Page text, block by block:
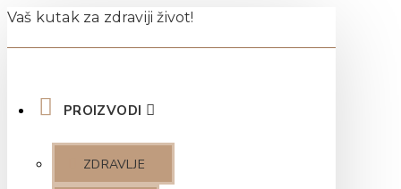
Vaš kutak za zdraviji život!
PROIZVODI
ZDRAVLJE